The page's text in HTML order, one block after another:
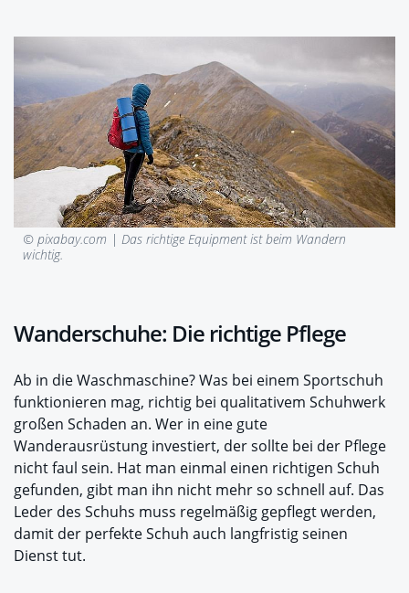
© pixabay.com | Das richtige Equipment ist beim Wandern
wichtig.
Wanderschuhe: Die richtige Pflege
Ab in die Waschmaschine? Was bei einem Sportschuh
funktionieren mag, richtig bei qualitativem Schuhwerk
großen Schaden an. Wer in eine gute
Wanderausrüstung investiert, der sollte bei der Pflege
nicht faul sein. Hat man einmal einen richtigen Schuh
gefunden, gibt man ihn nicht mehr so schnell auf. Das
Leder des Schuhs muss regelmäßig gepflegt werden,
damit der perfekte Schuh auch langfristig seinen
Dienst tut.